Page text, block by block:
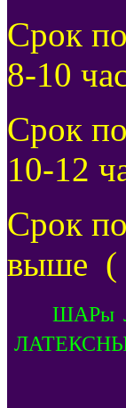
Срок
8-10
Срок
10-12
Срок
выше (
ШАРы